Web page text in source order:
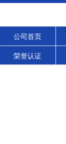
公司首页
荣誉认证